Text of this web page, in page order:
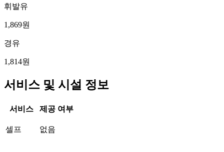
휘발유
1,869원
경유
1,814원
서비스 및 시설 정보
서비스 제공 여부
셀프 없음